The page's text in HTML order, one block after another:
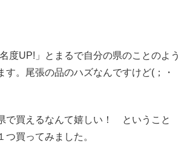
度UP!」とまるで自分の県のことのよう
す。尾張の品のハズなんですけど(；・
で買えるなんて嬉しい！ ということ
つ買ってみました。